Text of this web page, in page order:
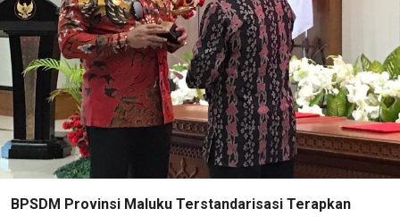
BPSDM Provinsi Maluku Terstandarisasi Terapkan